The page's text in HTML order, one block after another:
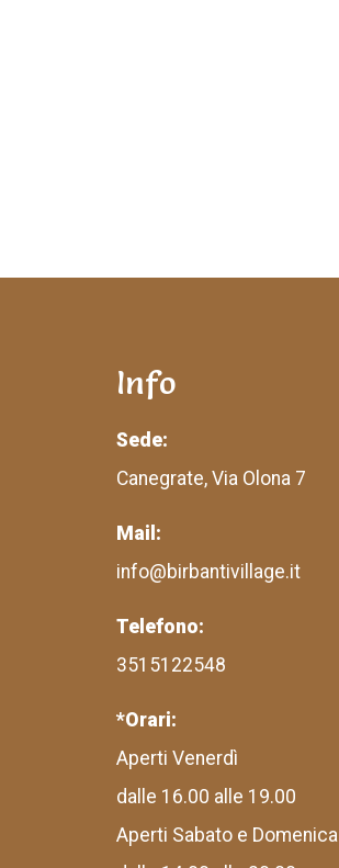
Info
Sede:
Canegrate, Via Olona 7
Mail:
info@birbantivillage.it
Telefono:
3515122548
*Orari:
Aperti Venerdì
dalle 16.00 alle 19.00
Aperti Sabato e Domenica